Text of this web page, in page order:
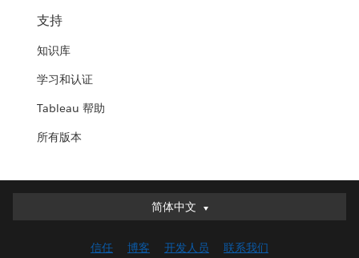
支持
知识库
学习和认证
Tableau 帮助
所有版本
简体中文
简体中文
English (UK)
信任 博客 开发人员 联系我们